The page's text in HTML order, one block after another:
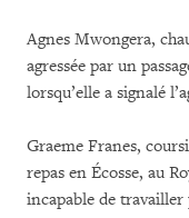
Agnes Mwongera,
agressée par un
lorsqu’elle a signalé
Graeme Franes,
repas en Écosse, au
incapable de travailler